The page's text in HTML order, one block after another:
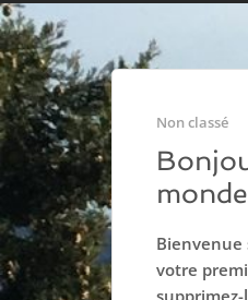
Non classé
Bienvenue
votre